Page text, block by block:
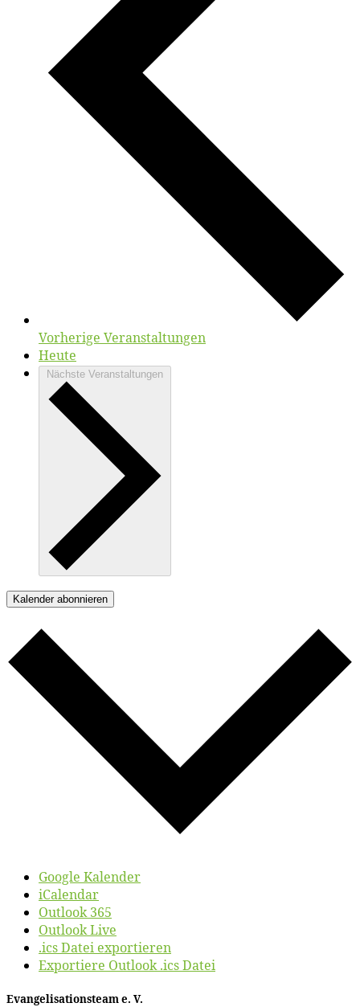
Vorherige Veranstaltungen
Heute
Nächste Veranstaltungen
Kalender abonnieren
Google Kalender
iCalendar
Outlook 365
Outlook Live
.ics Datei exportieren
Exportiere Outlook .ics Datei
Evan­ge­li­sa­ti­ons­team e. V.